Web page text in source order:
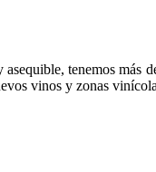
tenemos más
vinos y zonas